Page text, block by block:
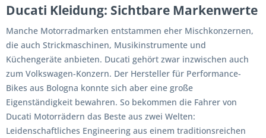
Ducati Kleidung: Sichtbare Markenwerte
Manche Motorradmarken entstammen eher Mischkonzernen,
die auch Strickmaschinen, Musikinstrumente und
Küchengeräte anbieten. Ducati gehört zwar inzwischen auch
zum Volkswagen-Konzern. Der Hersteller für Performance-
Bikes aus Bologna konnte sich aber eine große
Eigenständigkeit bewahren. So bekommen die Fahrer von
Ducati Motorrädern das Beste aus zwei Welten:
Leidenschaftliches Engineering aus einem traditionsreichen